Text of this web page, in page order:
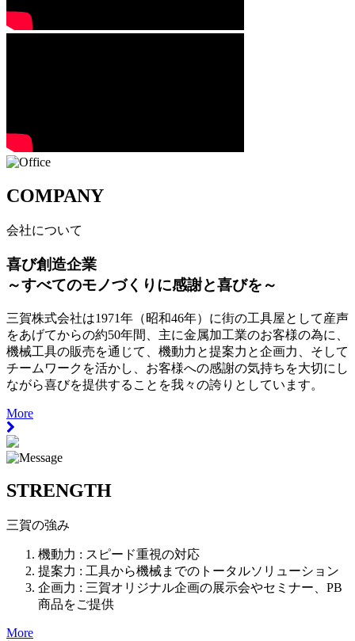
COMPANY
会社について
喜び創造企業
～すべてのモノづくりに感謝と喜びを～
三賀株式会社は1971年（昭和46年）に街の工具屋として産声
をあげてからの約50年間、主に金属加工業のお客様の為に、
機械工具の販売を通じて、機動力と提案力と企画力、そして
チームワークを活かし、お客様への感謝の気持ちを大切にし
ながら喜びを提供することを我々の誇りとしています。
More
STRENGTH
三賀の強み
機動力 : スピード重視の対応
提案力 : 工具から機械までのトータルソリューション
企画力 : 三賀オリジナル企画の展示会やセミナー、PB
商品をご提供
More